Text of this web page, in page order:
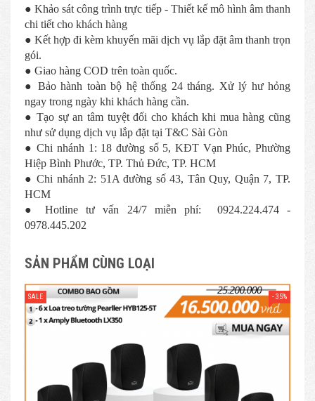
● Khảo sát công trình trực tiếp - Thiết kế mô hình âm thanh
chi tiết cho khách hàng
● Kết hợp đi kèm khuyến mãi dịch vụ lắp đặt âm thanh trọn
gói.
● Giao hàng COD trên toàn quốc.
● Bảo hành toàn bộ hệ thống 24 tháng. Xử lý hư hỏng
ngay trong ngày khi khách hàng cần.
● Tạo sự an tâm tuyệt đối cho khách khi mua hàng cũng
như sử dụng dịch vụ lắp đặt tại T&C Sài Gòn
● Chi nhánh 1: 18 đường số 5, KĐT Vạn Phúc, Phường
Hiệp Bình Phước, TP. Thủ Đức, TP. HCM
● Chi nhánh 2: 51A đường số 43, Tân Quy, Quận 7, TP.
HCM
● Hotline tư vấn 24/7 miễn phí: 0924.224.474 -
0978.445.202
SẢN PHẨM CÙNG LOẠI
SALE - 35%